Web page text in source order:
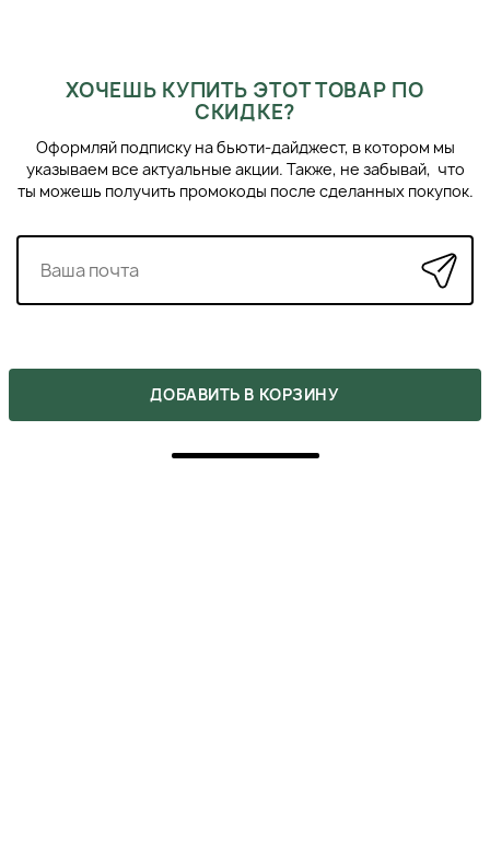
Кроме того, высокая термостойкость и химические
вещества делают эти продукты идеальными для
ХОЧЕШЬ КУПИТЬ ЭТОТ ТОВАР ПО
СКИДКЕ?
Оформляй подписку на бьюти-дайджест, в котором мы
указываем все актуальные акции. Также, не забывай, что
ты можешь получить промокоды после сделанных покупок.
ПОХОЖИЕ ПРОДУКТЫ
‹
ДОБАВИТЬ В КОРЗИНУ